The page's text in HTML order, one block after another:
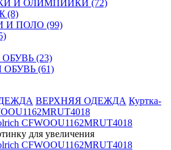
И ОЛИМПИЙКИ (72)
(8)
И ПОЛО (99)
(23)
(61)
ВЕРХНЯЯ ОДЕЖДА Куртка-
для увеличения